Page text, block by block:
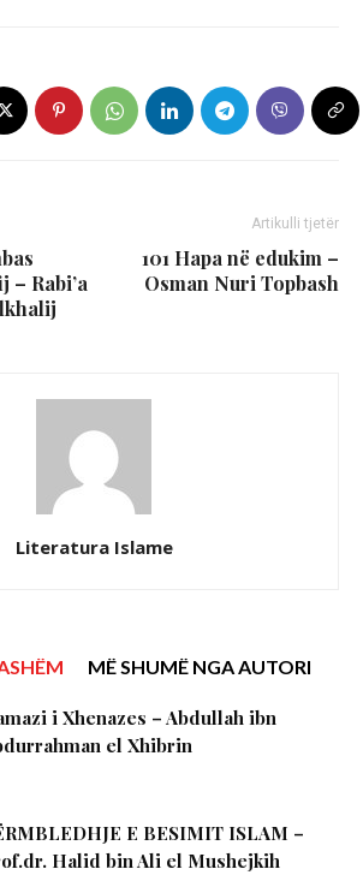
– Rabi’a
Artikulli tjetër
101 Hapa në edukim –
Osman Nuri Topbash
Literatura Islame
MË SHUMË NGA AUTORI
i Xhenazes – Abdullah ibn
el Xhibrin
E BESIMIT ISLAM –
Halid bin Ali el Mushejkih